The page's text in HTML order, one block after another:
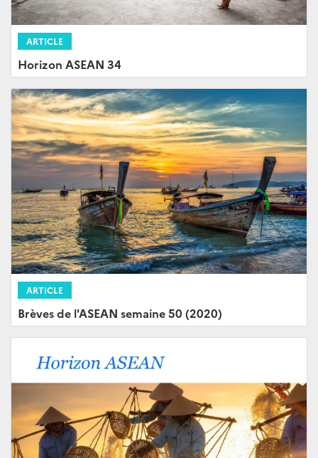
ARTICLE
Horizon ASEAN 34
ARTICLE
Brèves de l'ASEAN semaine 50 (2020)